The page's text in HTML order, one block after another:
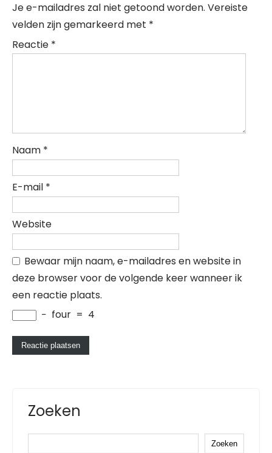
Je e-mailadres zal niet getoond worden. Vereiste
velden zijn gemarkeerd met *
Reactie *
Naam *
E-mail *
Website
Bewaar mijn naam, e-mailadres en website in
deze browser voor de volgende keer wanneer ik
een reactie plaats.
− four = 4
Zoeken
Zoeken